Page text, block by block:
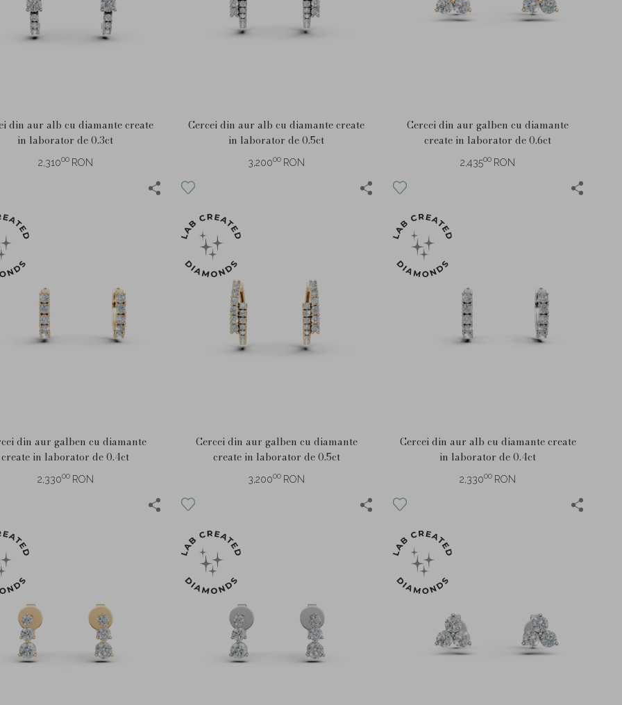
din aur alb cu diamante create
in laborator de 0.3ct
2,31000 RON
Cercei din aur alb cu diamante create
in laborator de 0.5ct
3,20000 RON
Cercei din aur galben cu diamante
create in laborator de 0.6ct
2,43500 RON
din aur galben cu diamante
create in laborator de 0.4ct
2,33000 RON
Cercei din aur galben cu diamante
create in laborator de 0.5ct
3,20000 RON
Cercei din aur alb cu diamante create
in laborator de 0.4ct
2,33000 RON